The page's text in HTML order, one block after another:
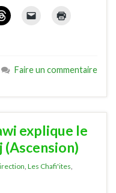
Faire un commentaire
explique le
(Ascension)
, Les Chafi'ites,